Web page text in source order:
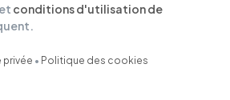
et conditions d'utilisation de
privée • Politique des cookies